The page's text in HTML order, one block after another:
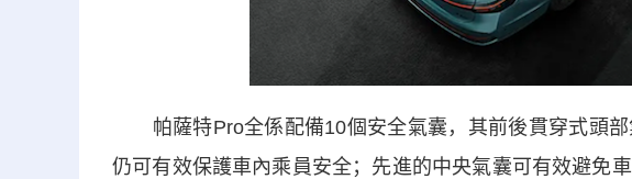
帕薩特Pro全係配備10個安全氣囊，其前後貫穿式頭部
仍可有效保護車內乘員安全；先進的中央氣囊可有效避免